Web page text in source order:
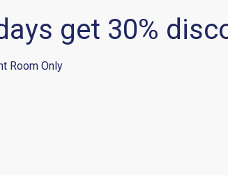
get 30%
Room Only